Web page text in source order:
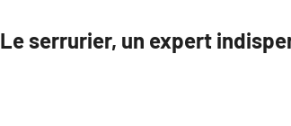
Le serrurier, un expert